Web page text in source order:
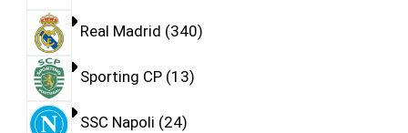
Real Madrid 340
Sporting CP 13
SSC Napoli 24